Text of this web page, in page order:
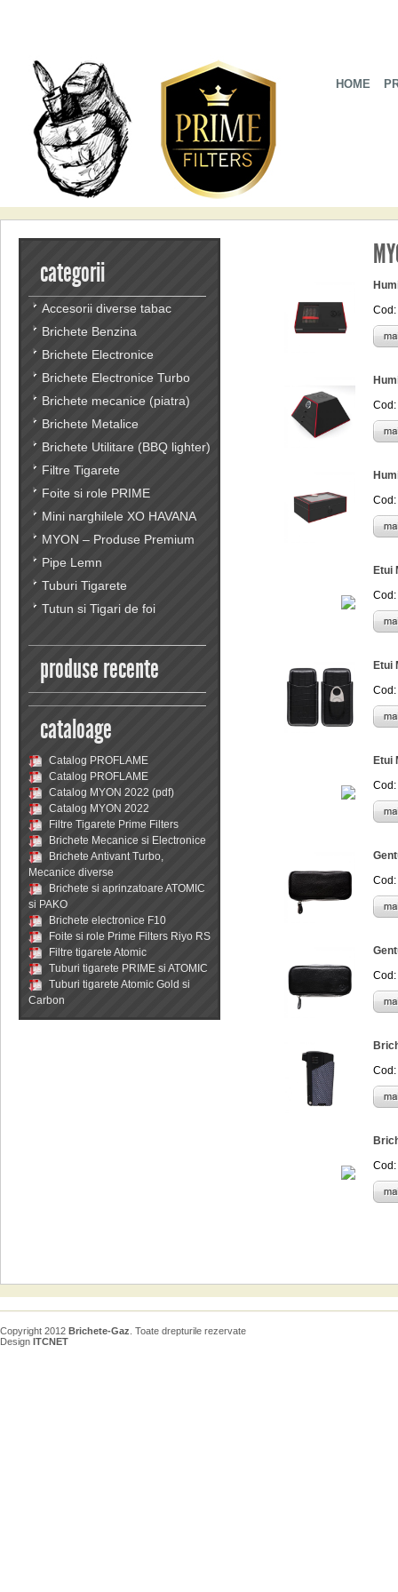
HOME
categorii
Accesorii diverse tabac
Brichete Benzina
Brichete Electronice
Brichete Electronice Turbo
Brichete mecanice (piatra)
Brichete Metalice
Brichete Utilitare (BBQ lighter)
Filtre Tigarete
Foite si role PRIME
Mini narghilele XO HAVANA
MYON – Produse Premium
Pipe Lemn
Tuburi Tigarete
Tutun si Tigari de foi
produse recente
cataloage
Catalog PROFLAME
Catalog PROFLAME
Catalog MYON 2022 (pdf)
Catalog MYON 2022
Filtre Tigarete Prime Filters
Brichete Mecanice si Electronice
Brichete Antivant Turbo,
Mecanice diverse
Brichete si aprinzatoare ATOMIC
si PAKO
Brichete electronice F10
Foite si role Prime Filters Riyo RS
Filtre tigarete Atomic
Tuburi tigarete PRIME si ATOMIC
Tuburi tigarete Atomic Gold si
Carbon
Etui
Etui
Etui
Copyright 2012 Brichete-Gaz . Toate drepturile rezervate
Design ITCNET